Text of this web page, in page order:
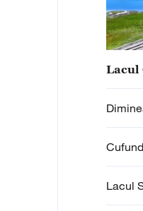
Lacul
Lacul